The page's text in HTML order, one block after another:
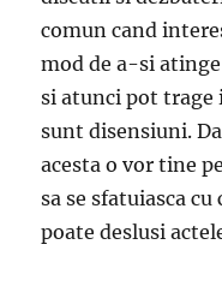
comun cand
mod de a-si
si atunci pot trage
sunt disensiuni.
acesta o vor tine
sa se sfatuiasca
poate deslusi